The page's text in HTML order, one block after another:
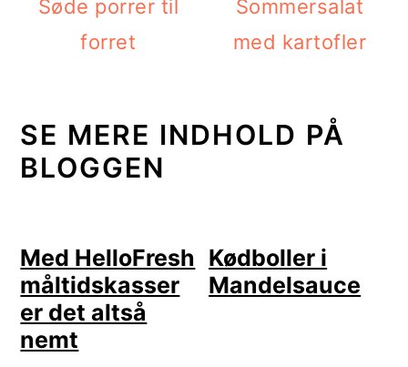
Søde porrer til
forret
Sommersalat
med kartofler
SE MERE INDHOLD PÅ
BLOGGEN
Med HelloFresh
måltidskasser
er det altså
nemt
Kødboller i
Mandelsauce